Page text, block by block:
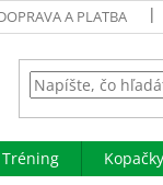
A PLATBA
Tréning Kopačky